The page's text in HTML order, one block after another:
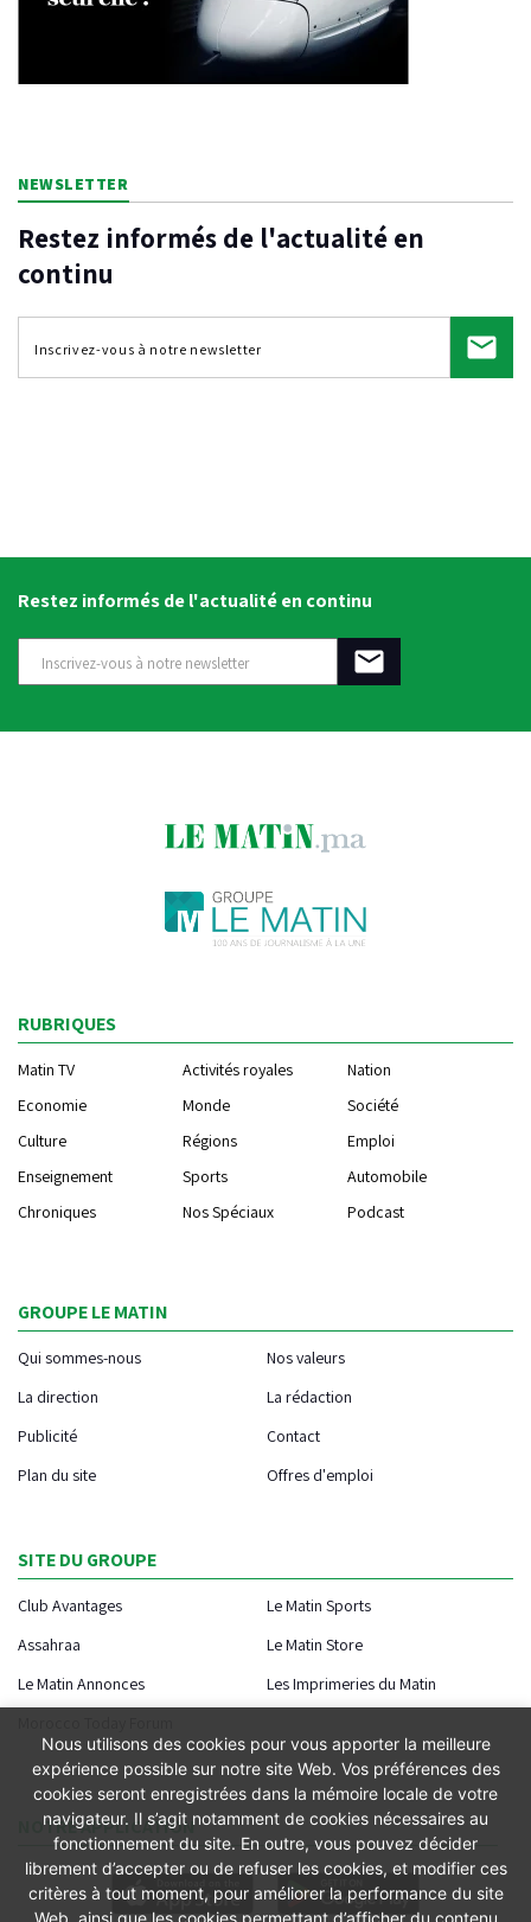
NEWSLETTER
Restez informés de l'actualité en
continu
Restez informés de l'actualité en continu
RUBRIQUES
Matin TV Activités royales
Nation
Economie
Monde
Société
Culture
Régions
Emploi
Enseignement
Sports
Automobile
Chroniques
Nos Spéciaux Podcast
GROUPE LE MATIN
Qui sommes-nous
Nos valeurs
La direction
La rédaction
Publicité
Contact
Plan du site
Offres d'emploi
SITE DU GROUPE
Club Avantages
Le Matin Sports
Assahraa
Le Matin Store
Le Matin Annonces
Les Imprimeries du Matin
NOTRE APPLICATION
Nous utilisons des cookies pour vous apporter la meilleure
expérience possible sur notre site Web. Vos préférences des
cookies seront enregistrées dans la mémoire locale de votre
navigateur. Il s’agit notamment de cookies nécessaires au
fonctionnement du site. En outre, vous pouvez décider
librement d’accepter ou de refuser les cookies, et modifier ces
critères à tout moment, pour améliorer la performance du site
Web, ainsi que les cookies permettant d’afficher du contenu